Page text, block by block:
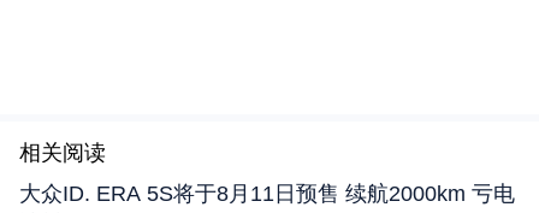
新车将会提供20英寸和21英寸多种轮圈选择。
相关阅读
大众ID. ERA 5S将于8月11日预售 续航2000km 亏电